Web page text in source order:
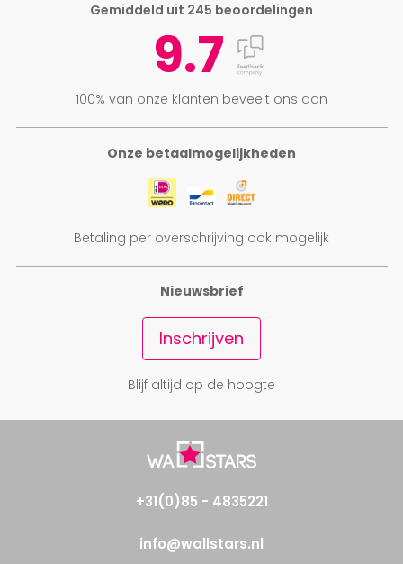
Onze betaalmogelijkheden
Betaling per overschrijving ook mogelijk
Gemiddeld uit 245 beoordelingen
9.7
100% van onze klanten beveelt ons aan
Nieuwsbrief
Inschrijven
Blijf altijd op de hoogte
+31(0)85 - 4835221
info@wallstars.nl